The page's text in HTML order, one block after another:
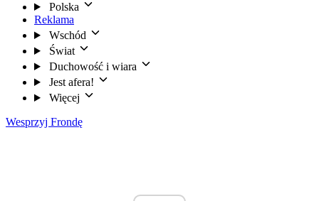
Polska
Reklama
Wschód
Świat
Duchowość i wiara
Jest afera!
Więcej
Wesprzyj Frondę